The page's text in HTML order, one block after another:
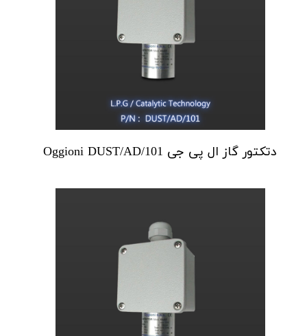
دتکتور گاز ال پی جی Oggioni DUST/AD/101